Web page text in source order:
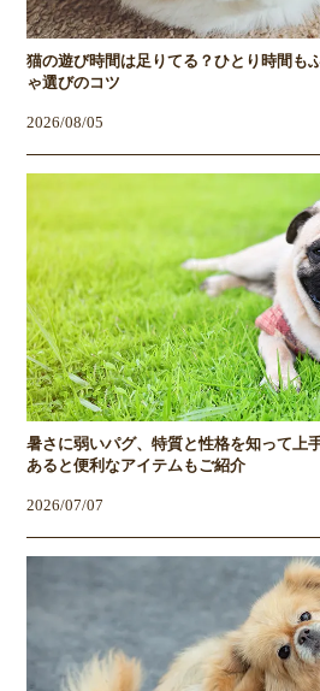
猫の遊び時間は足りてる？ひとり時間も
ゃ選びのコツ
2026/08/05
暑さに弱いパグ、特質と性格を知って上
あると便利なアイテムもご紹介
2026/07/07